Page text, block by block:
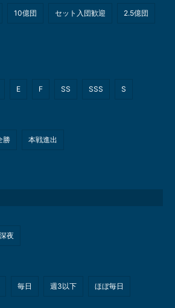
10億団 セット入団歓迎 2.5億団
E F SS SSS S
勝 本戦進出
深夜
毎日 週3以下 ほぼ毎日